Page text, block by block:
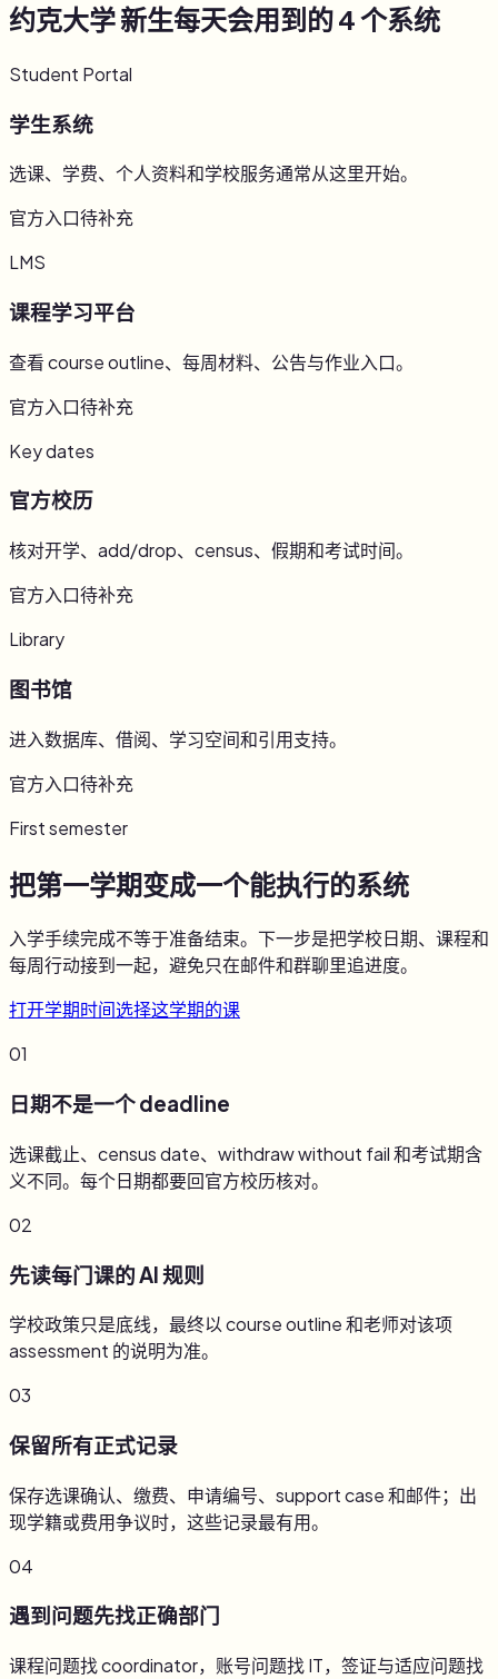
约克大学 新生每天会用到的 4 个系统
Student Portal
学生系统
选课、学费、个人资料和学校服务通常从这里开始。
官方入口待补充
LMS
课程学习平台
查看 course outline、每周材料、公告与作业入口。
官方入口待补充
Key dates
官方校历
核对开学、add/drop、census、假期和考试时间。
官方入口待补充
Library
图书馆
进入数据库、借阅、学习空间和引用支持。
官方入口待补充
First semester
把第一学期变成一个能执行的系统
入学手续完成不等于准备结束。下一步是把学校日期、课程和
每周行动接到一起，避免只在邮件和群聊里追进度。
打开学期时间选择这学期的课
01
日期不是一个 deadline
选课截止、census date、withdraw without fail 和考试期含
义不同。每个日期都要回官方校历核对。
02
先读每门课的 AI 规则
学校政策只是底线，最终以 course outline 和老师对该项
assessment 的说明为准。
03
保留所有正式记录
保存选课确认、缴费、申请编号、support case 和邮件；出
现学籍或费用争议时，这些记录最有用。
04
遇到问题先找正确部门
课程问题找 coordinator，账号问题找 IT，签证与适应问题找